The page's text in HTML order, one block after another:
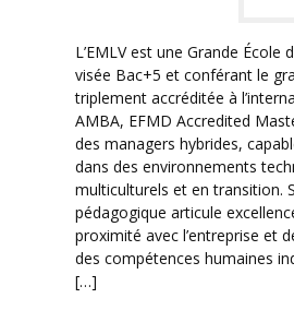
L’EMLV est une Grande École
visée Bac+5 et conférant le
triplement accréditée à
AMBA, EFMD Accredited
des managers hybrides,
dans des environnements
multiculturels et en transition.
pédagogique articule
proximité avec l’entreprise et
des compétences humaines
[…]